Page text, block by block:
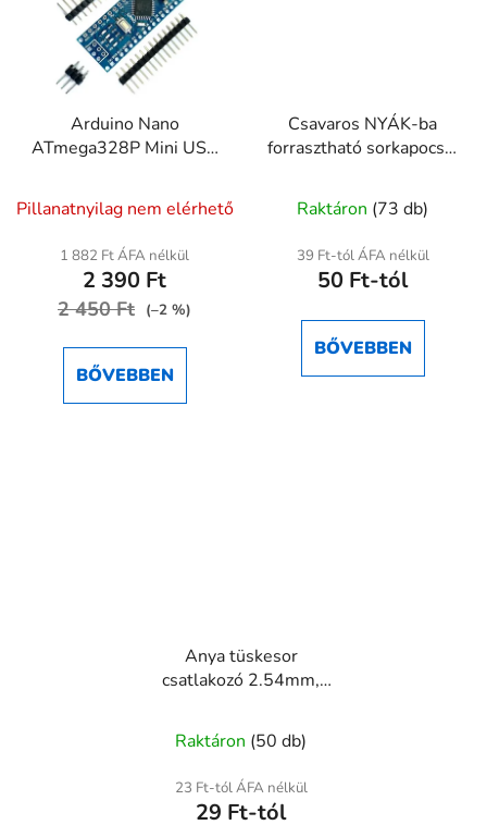
Arduino Nano
ATmega328P Mini USB
termék
átlagos
értékelése
5-
4,5
csillag.
Pillanatnyilag nem elérhető
1 882 Ft ÁFA nélkül
2 390 Ft
2 450 Ft (–2 %)
BŐVEBBEN
Csavaros NYÁK-ba
forrasztható sorkapocs –
Raktáron (73 db)
39 Ft-tól ÁFA nélkül
50 Ft-tól
BŐVEBBEN
Anya tüskesor
csatlakozó 2.54mm,
header több méretben
Raktáron (50 db)
23 Ft-tól ÁFA nélkül
29 Ft-tól